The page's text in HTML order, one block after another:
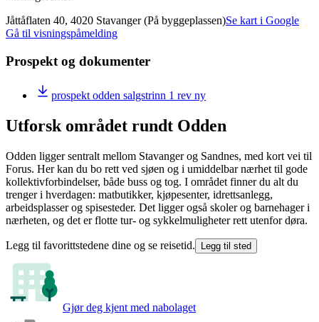
Jåttåflaten 40, 4020 Stavanger (På byggeplassen)Se kart i Google
Gå til visningspåmelding
Prospekt og dokumenter
prospekt odden salgstrinn 1 rev ny
Utforsk området rundt Odden
Odden ligger sentralt mellom Stavanger og Sandnes, med kort vei til
Forus. Her kan du bo rett ved sjøen og i umiddelbar nærhet til gode
kollektivforbindelser, både buss og tog. I området finner du alt du
trenger i hverdagen: matbutikker, kjøpesenter, idrettsanlegg,
arbeidsplasser og spisesteder. Det ligger også skoler og barnehager i
nærheten, og det er flotte tur- og sykkelmuligheter rett utenfor døra.
Legg til favorittstedene dine og se reisetid. Legg til sted
Gjør deg kjent med nabolaget